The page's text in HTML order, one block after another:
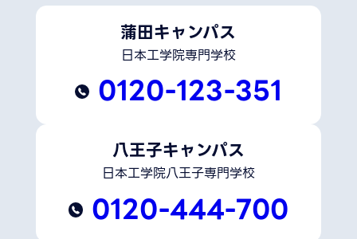
蒲田キャンパス
日本工学院専門学校
0120-123-351
八王子キャンパス
日本工学院八王子専門学校
0120-444-700